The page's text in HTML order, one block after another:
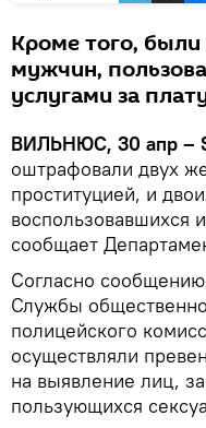
Кроме того,
мужчин,
услугами за
ВИЛЬНЮС, 30 апр –
оштрафовали двух
проституцией, и
воспользовавшихся
сообщает
Согласно
Службы
полицейского
осуществляли
на выявление лиц,
пользующихся